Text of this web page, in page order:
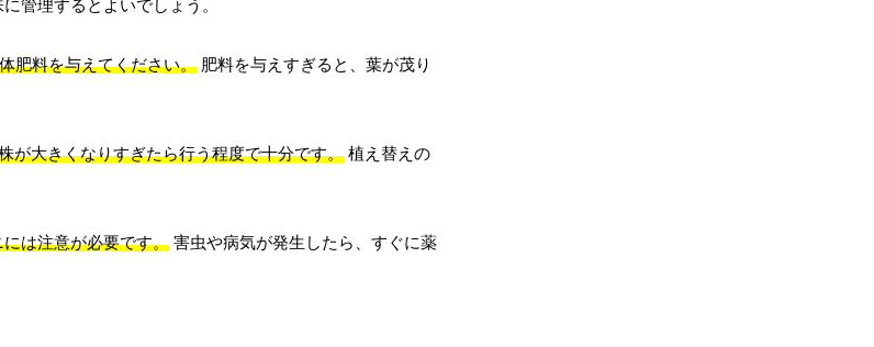
管理するとよいでしょう。
肥料を与えてください。 肥料を与えすぎると、葉が茂り
が大きくなりすぎたら行う程度で十分です。 植え替えの
は注意が必要です。 害虫や病気が発生したら、すぐに薬